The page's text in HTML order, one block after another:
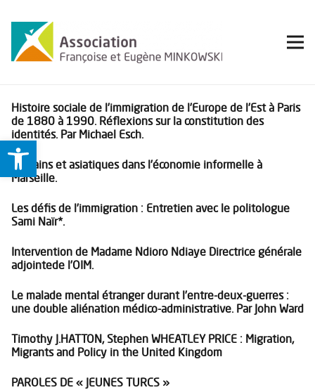
Ouvrir la barre d’outils
Histoire sociale de l’immigration de l’Europe de l’Est à Paris
de 1880 à 1990. Réflexions sur la constitution des
identités. Par Michael Esch.
Africains et asiatiques dans l’économie informelle à
Marseille.
Les défis de l’immigration : Entretien avec le politologue
Sami Naïr*.
Intervention de Madame Ndioro Ndiaye Directrice générale
adjointede l’OIM.
Le malade mental étranger durant l’entre-deux-guerres :
une double aliénation médico-administrative. Par John Ward
Timothy J.HATTON, Stephen WHEATLEY PRICE : Migration,
Migrants and Policy in the United Kingdom
PAROLES DE « JEUNES TURCS »